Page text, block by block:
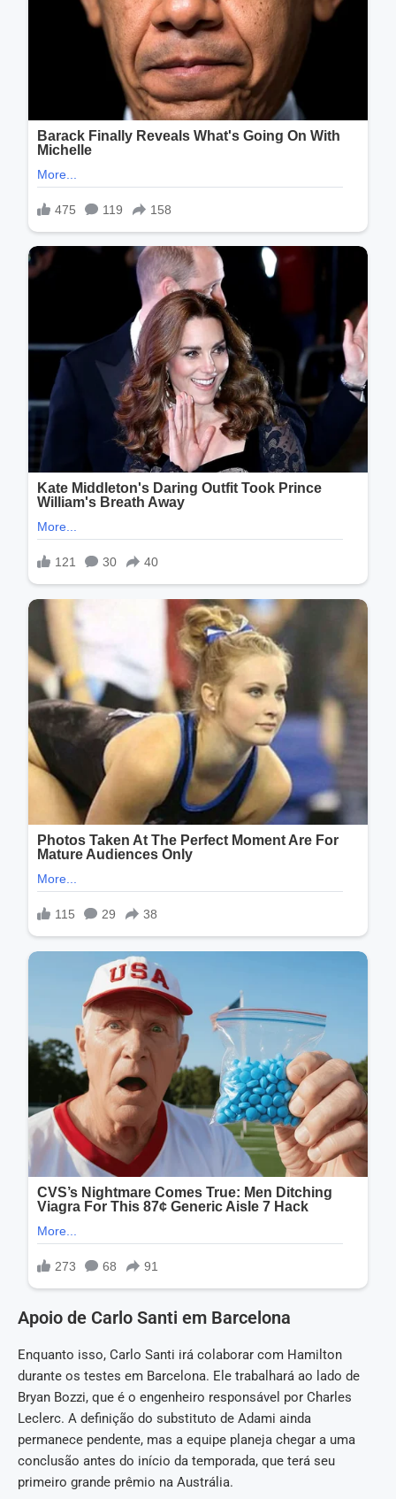
Apoio de Carlo Santi em Barcelona
Enquanto isso, Carlo Santi irá colaborar com Hamilton
durante os testes em Barcelona. Ele trabalhará ao lado de
Bryan Bozzi, que é o engenheiro responsável por Charles
Leclerc. A definição do substituto de Adami ainda
permanece pendente, mas a equipe planeja chegar a uma
conclusão antes do início da temporada, que terá seu
primeiro grande prêmio na Austrália.